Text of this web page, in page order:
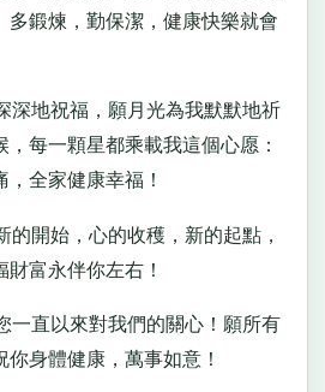
多鍛煉，勤保潔，健康快樂就會
地祝福，願月光為我默默地祈
每一顆星都乘載我這個心愿：
全家健康幸福！
開始，心的收穫，新的起點，
富永伴你左右！
直以來對我們的關心！願所有
身體健康，萬事如意！